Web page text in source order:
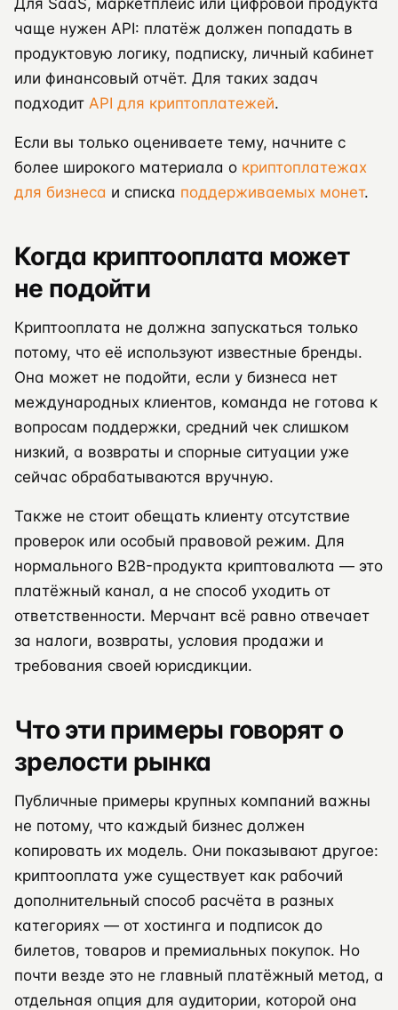
чаще нужен API: платёж должен попадать в
продуктовую логику, подписку, личный кабинет
или финансовый отчёт. Для таких задач
подходит API для криптоплатежей.
Если вы только оцениваете тему, начните с
более широкого материала о криптоплатежах
для бизнеса и списка поддерживаемых монет.
Когда криптооплата может
не подойти
Криптооплата не должна запускаться только
потому, что её используют известные бренды.
Она может не подойти, если у бизнеса нет
международных клиентов, команда не готова к
вопросам поддержки, средний чек слишком
низкий, а возвраты и спорные ситуации уже
сейчас обрабатываются вручную.
Также не стоит обещать клиенту отсутствие
проверок или особый правовой режим. Для
нормального B2B-продукта криптовалюта — это
платёжный канал, а не способ уходить от
ответственности. Мерчант всё равно отвечает
за налоги, возвраты, условия продажи и
требования своей юрисдикции.
Что эти примеры говорят о
зрелости рынка
Публичные примеры крупных компаний важны
не потому, что каждый бизнес должен
копировать их модель. Они показывают другое:
криптооплата уже существует как рабочий
дополнительный способ расчёта в разных
категориях — от хостинга и подписок до
билетов, товаров и премиальных покупок. Но
почти везде это не главный платёжный метод, а
отдельная опция для аудитории, которой она